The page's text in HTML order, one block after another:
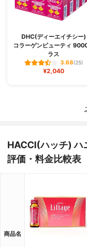
DHC(ディーエイチシー)
コラーゲンビューティ
ラス
3.68(25)
¥2,040
HACCI(ハッチ) ハ
評価・料金比較表
商品名